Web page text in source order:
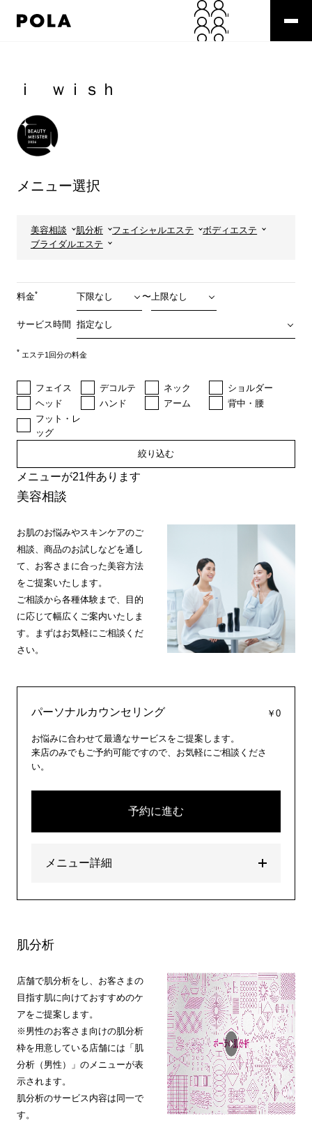
ｉ ｗｉｓｈ
メニュー選択
美容相談 肌分析 フェイシャルエステ
ボディエステ
ブライダルエステ
料金* 〜
サービス時間
* エステ1回分の料金
フェイス デコルテ ネック
ショルダー
ヘッド
ハンド アーム
背中・腰
フット・レ
ッグ
絞り込む
メニューが21件あります
美容相談
お肌のお悩みやスキンケアのご
相談、商品のお試しなどを通し
て、お客さまに合った美容方法
をご提案いたします。
ご相談から各種体験まで、目的
に応じて幅広くご案内いたしま
す。まずはお気軽にご相談くだ
さい。
パーソナルカウンセリング ￥0
お悩みに合わせて最適なサービスをご提案します。
来店のみでもご予約可能ですので、お気軽にご相談くださ
い。
予約に進む
メニュー詳細
肌分析
店舗で肌分析をし、お客さまの
目指す肌に向けておすすめのケ
アをご提案します。
※男性のお客さま向けの肌分析
枠を用意している店舗には「肌
分析（男性）」のメニューが表
示されます。
肌分析のサービス内容は同一で
す。